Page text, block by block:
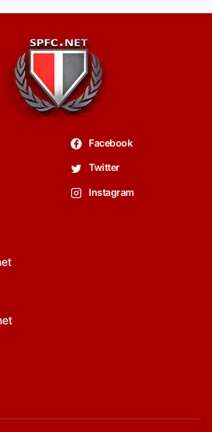
Facebook
Twitter
Instagram